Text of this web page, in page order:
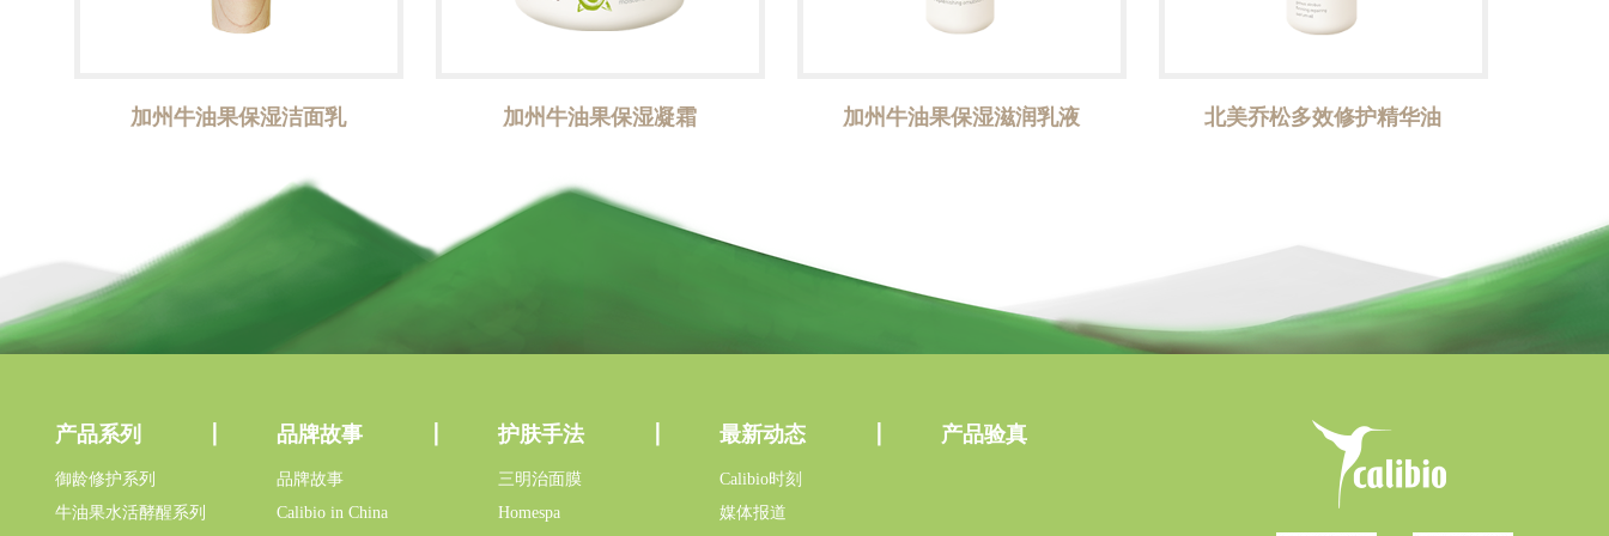
加州牛油果保湿洁面乳 加州牛油果保湿凝霜 加州牛油果保湿滋润乳液 北美乔松多效修护精华油
产品系列
御龄修护系列
牛油果水活酵醒系列
品牌故事
品牌故事
Calibio in China
护肤手法
三明治面膜
Homespa
最新动态
Calibio时刻
媒体报道
产品验真